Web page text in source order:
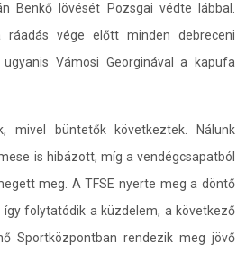
Benkő lövését Pozsgai védte lábbal.
ráadás vége előtt minden debreceni
Vámosi Georginával a kapufa
mivel büntetők következtek. Nálunk
is hibázott, míg a vendégcsapatból
meg. A TFSE nyerte meg a döntő
így folytatódik a küzdelem, a következő
Sportközpontban rendezik meg jövő